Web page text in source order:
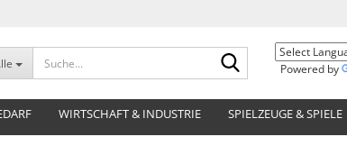
Suche...
Powered by
WIRTSCHAFT & INDUSTRIE SPIELZEUGE & SPIELE